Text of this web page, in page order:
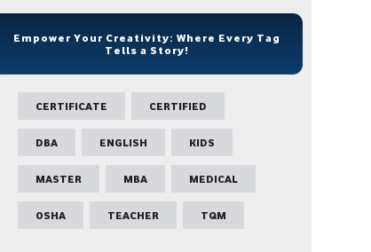
Empower Your Creativity: Where Every Tag
Tells a Story!
CERTIFICATE
CERTIFIED
DBA
ENGLISH
KIDS
MASTER
MBA
MEDICAL
OSHA
TEACHER TQM